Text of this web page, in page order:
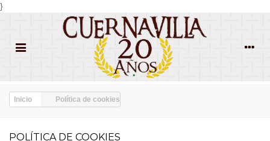
}
Inicio Política de cookies
POLÍTICA DE COOKIES